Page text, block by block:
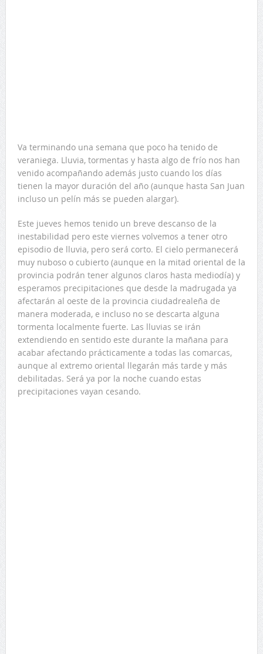
Va terminando una semana que poco ha tenido de
veraniega. Lluvia, tormentas y hasta algo de frío nos han
venido acompañando además justo cuando los días
tienen la mayor duración del año (aunque hasta San Juan
incluso un pelín más se pueden alargar).
Este jueves hemos tenido un breve descanso de la
inestabilidad pero este viernes volvemos a tener otro
episodio de lluvia, pero será corto. El cielo permanecerá
muy nuboso o cubierto (aunque en la mitad oriental de la
provincia podrán tener algunos claros hasta mediodía) y
esperamos precipitaciones que desde la madrugada ya
afectarán al oeste de la provincia ciudadrealeña de
manera moderada, e incluso no se descarta alguna
tormenta localmente fuerte. Las lluvias se irán
extendiendo en sentido este durante la mañana para
acabar afectando prácticamente a todas las comarcas,
aunque al extremo oriental llegarán más tarde y más
debilitadas. Será ya por la noche cuando estas
precipitaciones vayan cesando.